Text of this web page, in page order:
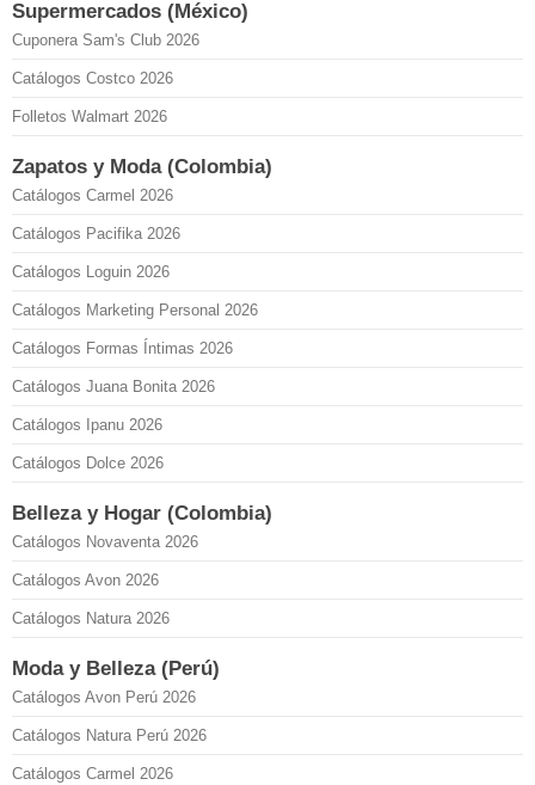
Supermercados (México)
Cuponera Sam's Club 2026
Catálogos Costco 2026
Folletos Walmart 2026
Zapatos y Moda (Colombia)
Catálogos Carmel 2026
Catálogos Pacifika 2026
Catálogos Loguin 2026
Catálogos Marketing Personal 2026
Catálogos Formas Íntimas 2026
Catálogos Juana Bonita 2026
Catálogos Ipanu 2026
Catálogos Dolce 2026
Belleza y Hogar (Colombia)
Catálogos Novaventa 2026
Catálogos Avon 2026
Catálogos Natura 2026
Moda y Belleza (Perú)
Catálogos Avon Perú 2026
Catálogos Natura Perú 2026
Catálogos Carmel 2026